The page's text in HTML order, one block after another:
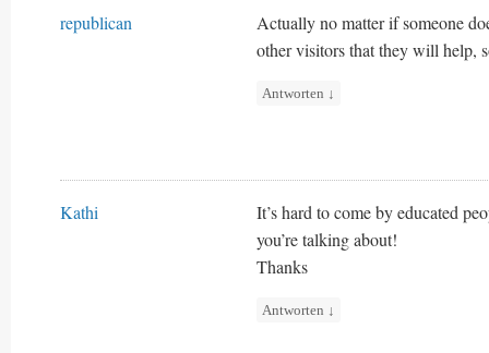
republican
Actually no matter if someone
other visitors that they will help,
Antworten ↓
Kathi
It’s hard to come by educated
you’re talking about!
Thanks
Antworten ↓